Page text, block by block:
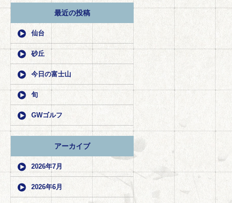
最近の投稿
仙台
砂丘
今日の富士山
旬
GWゴルフ
アーカイブ
2026年7月
2026年6月